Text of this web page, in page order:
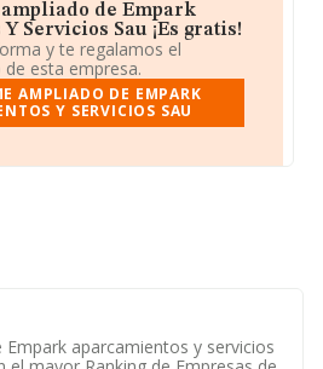
de Empark
Servicios Sau ¡Es gratis!
y te regalamos el
esta empresa.
AMPLIADO DE EMPARK
Y SERVICIOS SAU
aparcamientos y servicios